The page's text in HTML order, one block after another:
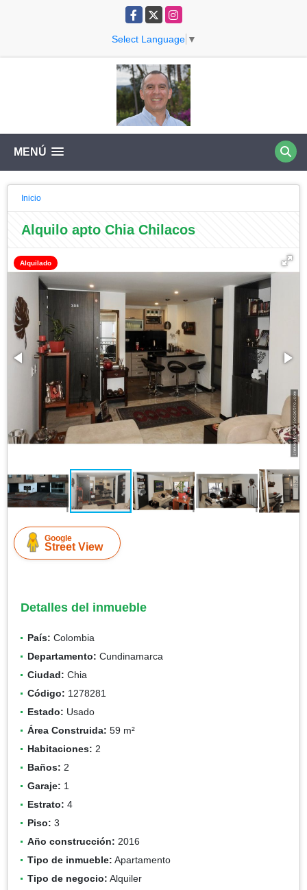
Facebook
X Instagram
Select Language ▼
MENÚ
Inicio
Alquilo apto Chia Chilacos
Alquilado
Google
Street View
Detalles del inmueble
País: Colombia
Departamento: Cundinamarca
Ciudad: Chia
Código: 1278281
Estado: Usado
Área Construida: 59 m²
Habitaciones: 2
Baños: 2
Garaje: 1
Estrato: 4
Piso: 3
Año construcción: 2016
Tipo de inmueble: Apartamento
Tipo de negocio: Alquiler